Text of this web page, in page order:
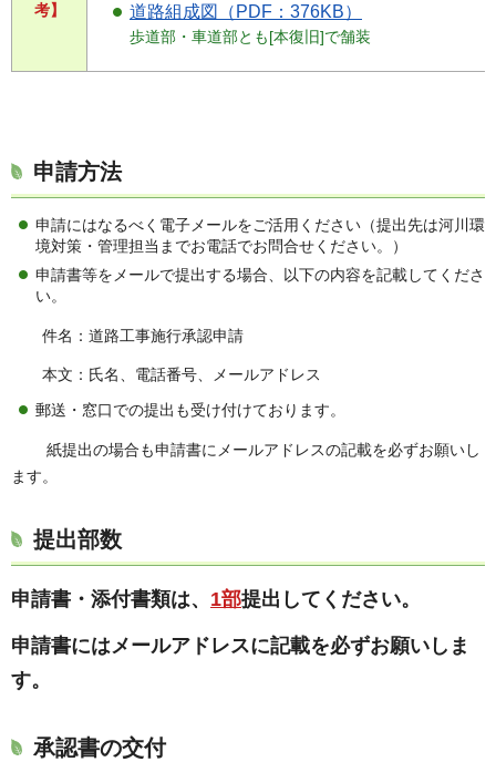
考】
道路組成図（PDF：376KB）
歩道部・車道部とも[本復旧]で舗装
申請方法
申請にはなるべく電子メールをご活用ください（提出先は河川環
境対策・管理担当までお電話でお問合せください。）
申請書等をメールで提出する場合、以下の内容を記載してくださ
い。
件名：道路工事施行承認申請
本文：氏名、電話番号、メールアドレス
郵送・窓口での提出も受け付けております。
紙提出の場合も申請書にメールアドレスの記載を必ずお願いし
ます。
提出部数
申請書・添付書類は、 1部提出してください。
申請書にはメールアドレスに記載を必ずお願いしま
す。
承認書の交付